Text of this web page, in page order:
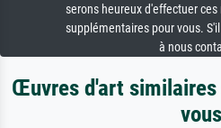
serons heureux d'effectuer
supplémentaires pour vous.
à nous
Œuvres d'art similaires
vous